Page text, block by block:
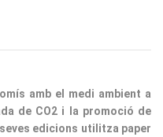
edicions utilitza paper
fomentant un consum
iniciatives per minimitzar